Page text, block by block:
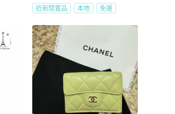
近新閒置品 本地 免運